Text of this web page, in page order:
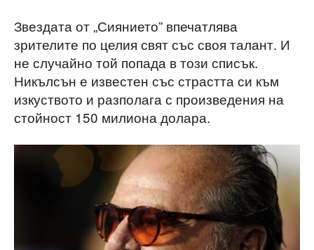
Звездата от „Сиянието” впечатлява
зрителите по целия свят със своя талант. И
не случайно той попада в този списък.
Никълсън е известен със страстта си към
изкуството и разполага с произведения на
стойност 150 милиона долара.